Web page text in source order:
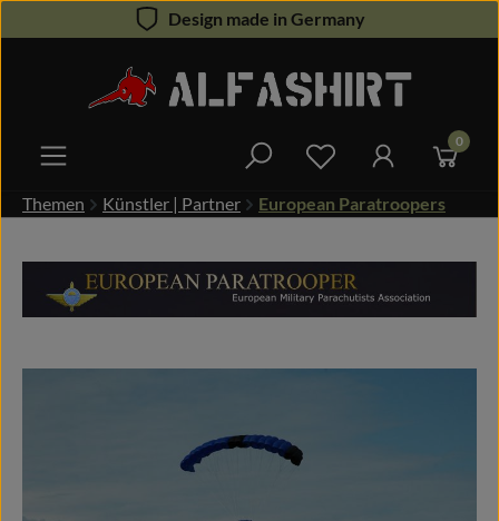
Zum Hauptinhalt springenDesign made in Germany
Du hast 0 0
Themen Künstler | Partner European Paratroopers